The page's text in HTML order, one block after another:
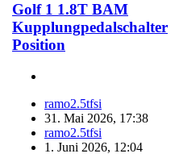
Golf 1 1.8T BAM
Kupplungpedalschalter
Position
ramo2.5tfsi
31. Mai 2026, 17:38
ramo2.5tfsi
1. Juni 2026, 12:04